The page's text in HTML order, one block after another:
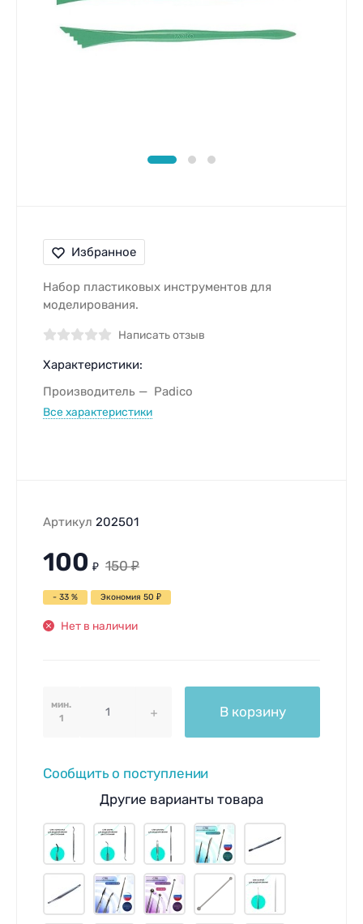
Избранное
Набор пластиковых инструментов для
моделирования.
Написать отзыв
Характеристики:
Производитель
Padico
Все характеристики
Артикул 202501
100 ₽ 150 ₽
- 33 % Экономия 50 ₽
Нет в наличии
мин.
1
В корзину
Сообщить о поступлении
Другие варианты товара